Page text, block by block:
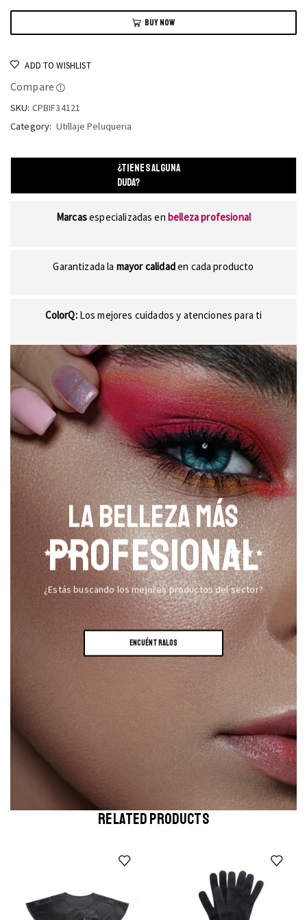
BUY NOW
ADD TO WISHLIST
Compare
SKU: CPBIF34121
Category: Utillaje Peluqueria
¿TIENES ALGUNA
DUDA?
Marcasespecializadas en belleza profesional
Garantizada la mayor calidaden cada producto
ColorQ:Los mejores cuidados y atenciones para ti
LA BELLEZA MÁS
PROFESIONAL
¿Estás buscando los mejores productos del sector?
ENCUÉNTRALOS
RELATED PRODUCTS